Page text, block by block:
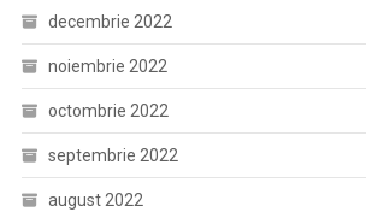
decembrie 2022
noiembrie 2022
octombrie 2022
septembrie 2022
august 2022